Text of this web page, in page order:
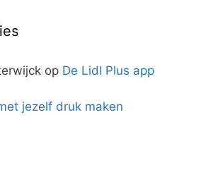
op De Lidl Plus app
jezelf druk maken